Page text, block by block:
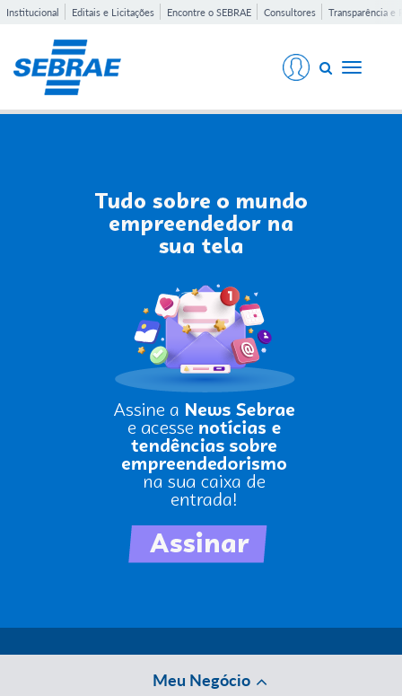
Institucional Editais e Licitações Encontre o SEBRAE Consultores Transparência e
Toggle
Meu Negócio